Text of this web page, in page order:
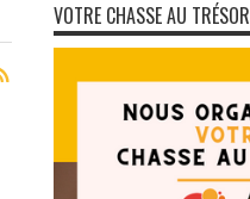
VOTRE CHASSE AU TRÉSOR